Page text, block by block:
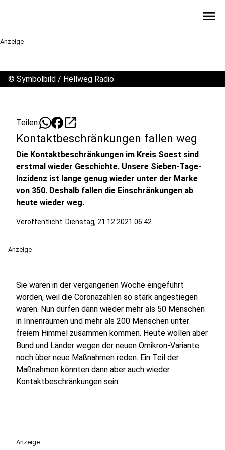
menu
Anzeige
© Symbolbild / Hellweg Radio
Teilen: open_in_new
Kontaktbeschränkungen fallen weg
Die Kontaktbeschränkungen im Kreis Soest sind
erstmal wieder Geschichte. Unsere Sieben-Tage-
Inzidenz ist lange genug wieder unter der Marke
von 350. Deshalb fallen die Einschränkungen ab
heute wieder weg.
Veröffentlicht: Dienstag, 21.12.2021 06:42
Anzeige
Sie waren in der vergangenen Woche eingeführt
worden, weil die Coronazahlen so stark angestiegen
waren. Nun dürfen dann wieder mehr als 50 Menschen
in Innenräumen und mehr als 200 Menschen unter
freiem Himmel zusammen kommen. Heute wollen aber
Bund und Länder wegen der neuen Omikron-Variante
noch über neue Maßnahmen reden. Ein Teil der
Maßnahmen könnten dann aber auch wieder
Kontaktbeschränkungen sein.
Anzeige